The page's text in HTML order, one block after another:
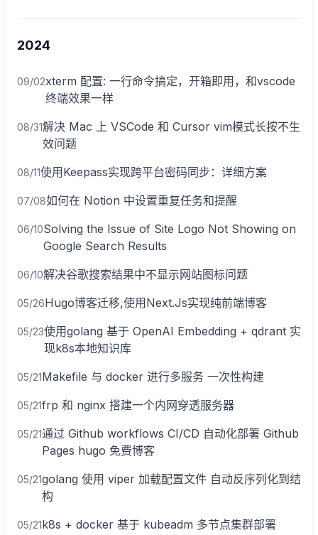
2024
09/02xterm 配置: 一行命令搞定，开箱即用，和vscode
终端效果一样
08/31解决 Mac 上 VSCode 和 Cursor vim模式长按不生
效问题
08/11使用Keepass实现跨平台密码同步：详细方案
07/08如何在 Notion 中设置重复任务和提醒
06/10Solving the Issue of Site Logo Not Showing on
Google Search Results
06/10解决谷歌搜索结果中不显示网站图标问题
05/26Hugo博客迁移,使用Next.Js实现纯前端博客
05/23使用golang 基于 OpenAI Embedding + qdrant 实
现k8s本地知识库
05/21Makefile 与 docker 进行多服务 一次性构建
05/21frp 和 nginx 搭建一个内网穿透服务器
05/21通过 Github workflows CI/CD 自动化部署 Github
Pages hugo 免费博客
05/21golang 使用 viper 加载配置文件 自动反序列化到结
构
05/21k8s + docker 基于 kubeadm 多节点集群部署